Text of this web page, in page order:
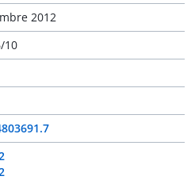
2012
10